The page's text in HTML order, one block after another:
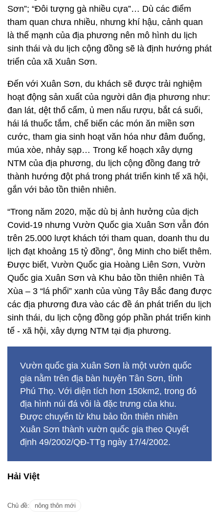
Sơn”; “Đôi tượng gà nhiều cựa”… Dù các điểm
tham quan chưa nhiều, nhưng khí hậu, cảnh quan
là thế mạnh của địa phương nên mô hình du lịch
sinh thái và du lịch cộng đồng sẽ là định hướng phát
triển của xã Xuân Sơn.
Đến với Xuân Sơn, du khách sẽ được trải nghiệm
hoạt động sản xuất của người dân địa phương như:
đan lát, dệt thổ cẩm, ủ men nấu rượu, bắt cá suối,
hái lá thuốc tắm, chế biến các món ăn miền sơn
cước, tham gia sinh hoạt văn hóa như đâm đuống,
múa xòe, nhảy sạp… Trong kế hoạch xây dựng
NTM của địa phương, du lịch cộng đồng đang trở
thành hướng đột phá trong phát triển kinh tế xã hội,
gắn với bảo tồn thiên nhiên.
“Trong năm 2020, mặc dù bị ảnh hưởng của dịch
Covid-19 nhưng Vườn Quốc gia Xuân Sơn vẫn đón
trên 25.000 lượt khách tới tham quan, doanh thu du
lịch đạt khoảng 15 tỷ đồng”, ông Minh cho biết thêm.
Được biết, Vườn Quốc gia Hoàng Liên Sơn, Vườn
Quốc gia Xuân Sơn và Khu bảo tồn thiên nhiên Tà
Xùa – 3 “lá phổi” xanh của vùng Tây Bắc đang được
các địa phương đưa vào các đề án phát triển du lịch
sinh thái, du lịch cộng đồng góp phần phát triển kinh
tế - xã hội, xây dựng NTM tại địa phương.
Vườn quốc gia Xuân Sơn là một vườn quốc
gia nằm trên địa bàn huyện Tân Sơn, tỉnh
Phú Thọ. Với diện tích hơn 150km2, trong đó
địa hình núi đá vôi là đặc trưng của khu.
Được chuyển từ khu bảo tồn thiên nhiên
Xuân Sơn thành vườn quốc gia theo Quyết
định 49/2002/QĐ-TTg ngày 17/4/2002.
Hải Việt
Chủ đề: nông thôn mới